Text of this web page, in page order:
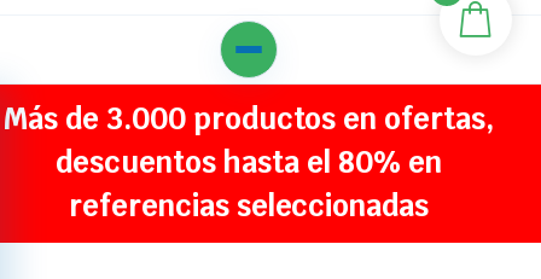
Más de 3.000 productos en ofertas,
descuentos hasta el 80% en
referencias seleccionadas